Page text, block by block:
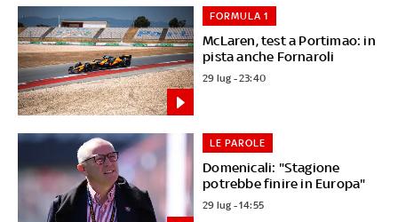
McLaren, test a Portimao: in
pista anche Fornaroli
FORMULA 1
29 lug - 23:40
Domenicali: "Stagione
potrebbe finire in Europa"
LE PAROLE
29 lug - 14:55